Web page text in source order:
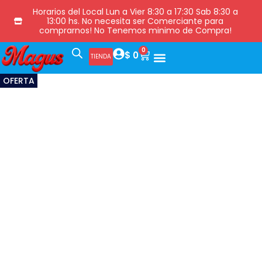
Horarios del Local Lun a Vier 8:30 a 17:30 Sab 8:30 a
13:00 hs. No necesita ser Comerciante para
comprarnos! No Tenemos minimo de Compra!
TIENDA $ 0 0
OFERTA